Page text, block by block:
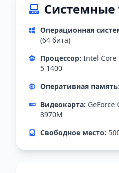
Системные
Операционная
(64 бита)
Процессор: Intel Core
5 1400
Оперативная память:
Видеокарта: GeForce
8970M
Свободное место: